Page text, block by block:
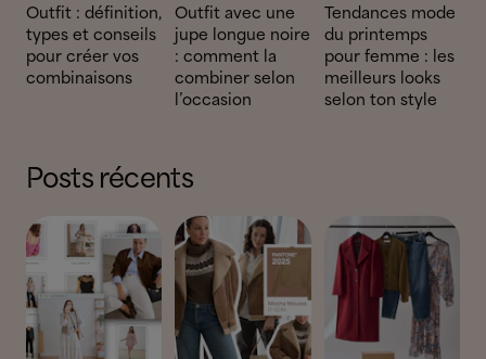
Outfit : définition,
types et conseils
pour créer vos
combinaisons
Outfit avec une
jupe longue noire
: comment la
combiner selon
l’occasion
Tendances mode
du printemps
pour femme : les
meilleurs looks
selon ton style
Posts récents